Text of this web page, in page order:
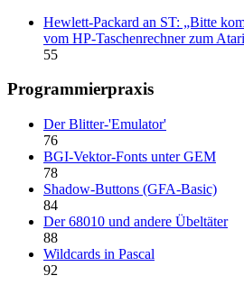
Hewlett-Packard an ST: „Bitte
vom HP-Taschenrechner zum
55
Programmierpraxis
Der Blitter-'Emulator'
76
BGI-Vektor-Fonts unter GEM
78
Shadow-Buttons (GFA-Basic)
84
Der 68010 und andere Übeltäter
88
Wildcards in Pascal
92